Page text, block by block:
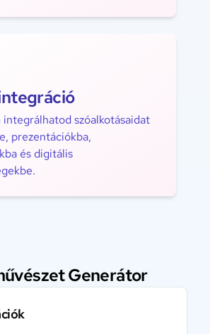
integrálhatod szóalkotásaidat
prezentációkba,
és digitális
Generátor